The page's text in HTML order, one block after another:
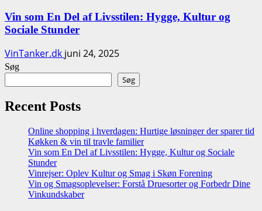
Vin som En Del af Livsstilen: Hygge, Kultur og
Sociale Stunder
VinTanker.dk juni 24, 2025
Søg
Søg
Recent Posts
Online shopping i hverdagen: Hurtige løsninger der sparer tid
Køkken & vin til travle familier
Vin som En Del af Livsstilen: Hygge, Kultur og Sociale
Stunder
Vinrejser: Oplev Kultur og Smag i Skøn Forening
Vin og Smagsoplevelser: Forstå Druesorter og Forbedr Dine
Vinkundskaber